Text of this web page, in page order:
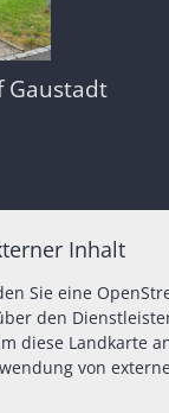
Gaustadt
Inhalt
Sie eine
den
diese Landkarte
von